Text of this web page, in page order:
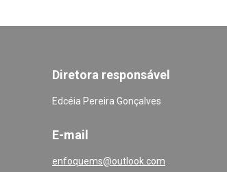
Diretora responsável
Edcéia Pereira Gonçalves
E-mail
enfoquems@outlook.com